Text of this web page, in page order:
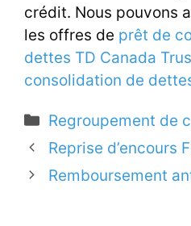
crédit. Nous pouvons
les offres de prêt de
dettes TD Canada
consolidation de
C
a
é
Regroupement de
Reprise d’encours
Remboursement